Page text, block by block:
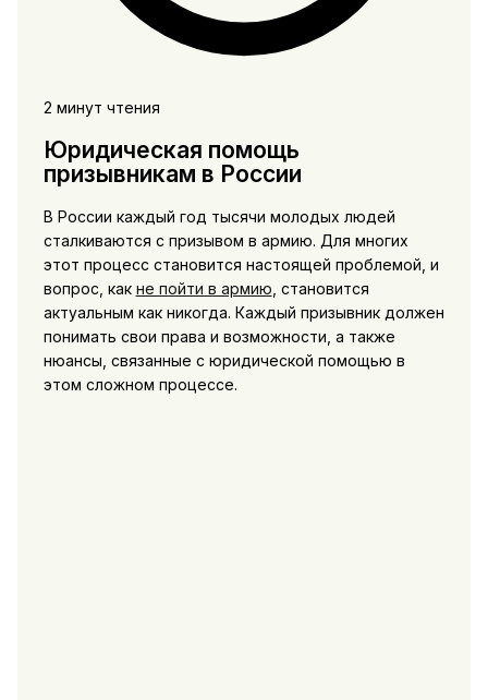
2 минут чтения
Юридическая помощь
призывникам в России
В России каждый год тысячи молодых людей
сталкиваются с призывом в армию. Для многих
этот процесс становится настоящей проблемой, и
вопрос, как не пойти в армию , становится
актуальным как никогда. Каждый призывник должен
понимать свои права и возможности, а также
нюансы, связанные с юридической помощью в
этом сложном процессе.